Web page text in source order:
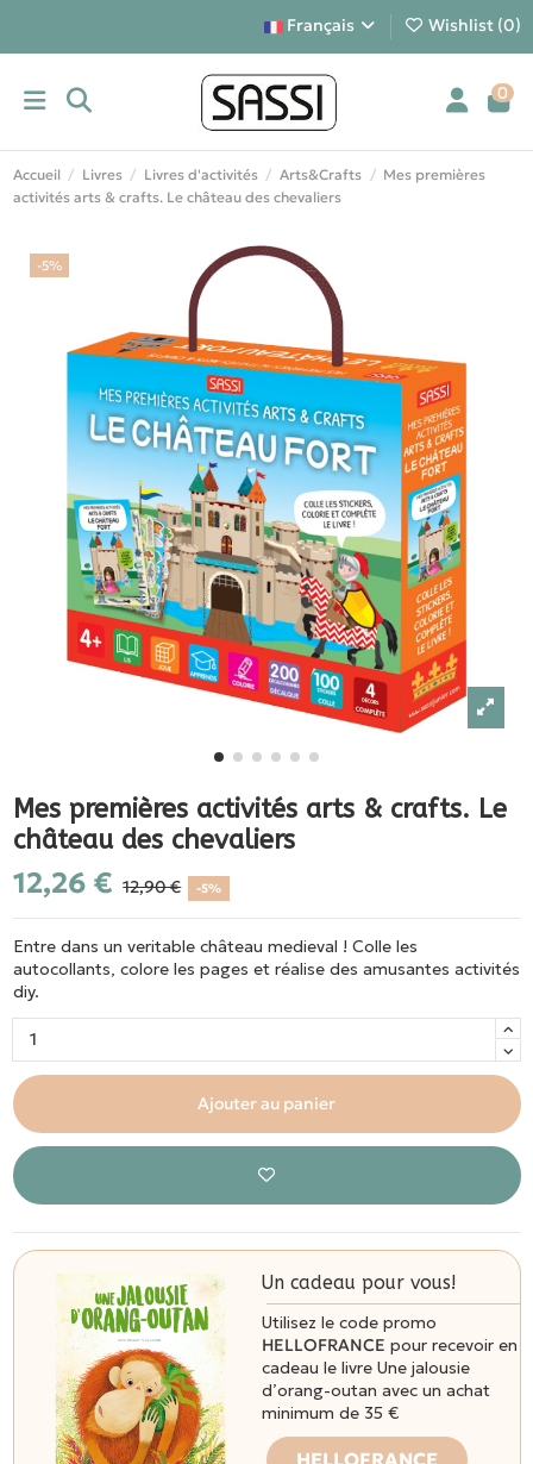
Français Wishlist (0)
0
Accueil Livres Livres d'activités Arts&Crafts
Mes premières
activités arts & crafts. Le château des chevaliers
-5%
Mes premières activités arts & crafts. Le
château des chevaliers
12,26 € 12,90 € -5%
Entre dans un veritable château medieval ! Colle les
autocollants, colore les pages et réalise des amusantes activités
diy.
Ajouter au panier
Un cadeau pour vous!
Utilisez le code promo
HELLOFRANCE pour recevoir en
cadeau le livre Une jalousie
d’orang-outan avec un achat
minimum de 35 €